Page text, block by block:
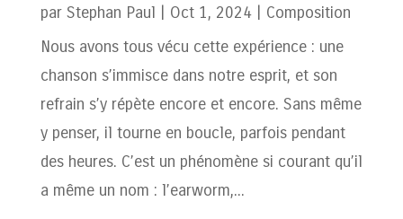
par Stephan Paul | Oct 1, 2024| Composition
Nous avons tous vécu cette expérience : une
chanson s’immisce dans notre esprit, et son
refrain s’y répète encore et encore. Sans même
y penser, il tourne en boucle, parfois pendant
des heures. C’est un phénomène si courant qu’il
a même un nom : l’earworm,...